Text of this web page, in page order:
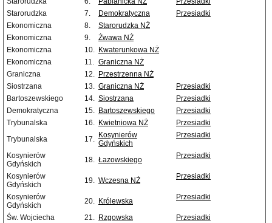
Starorudzka
7. Demokratyczna
Przesiadki
Ekonomiczna
8.
Starorudzka NŻ
Ekonomiczna
9.
Żwawa NŻ
Ekonomiczna
10. Kwaterunkowa NŻ
Ekonomiczna
11. Graniczna NŻ
Graniczna
12. Przestrzenna NŻ
Siostrzana
13. Graniczna NŻ
Przesiadki
Bartoszewskiego
14. Siostrzana
Przesiadki
Demokratyczna
15. Bartoszewskiego
Przesiadki
Trybunalska
16. Kwietniowa NŻ
Przesiadki
Trybunalska
17. Kosynierów
Gdyńskich
Przesiadki
Kosynierów
Gdyńskich
18. Łazowskiego Przesiadki
Kosynierów
Gdyńskich
19. Wczesna NŻ Przesiadki
Kosynierów
Gdyńskich
20. Królewska Przesiadki
Św. Wojciecha 21. Rzgowska
Przesiadki